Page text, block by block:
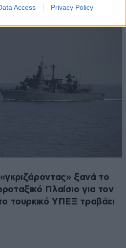
Access Privacy Policy
του χώρου»
ξανά το
Πλαίσιο για τον
τουρκικό ΥΠΕΞ τραβάει